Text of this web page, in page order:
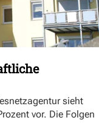
sieht
vor. Die Folgen